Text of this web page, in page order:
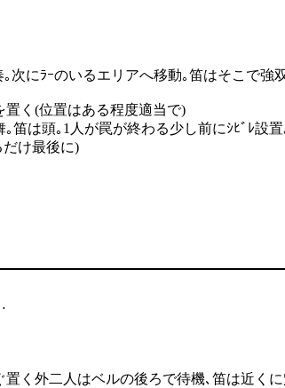
次にﾗｰのいるエリアへ移動｡笛はそこで強
置く(位置はある程度適当で)
笛は頭｡1人が罠が終わる少し前にｼﾋﾞﾚ設
け最後に)
く外二人はベルの後ろで待機､笛は近くに